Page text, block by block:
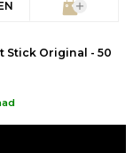
Stick Original - 50